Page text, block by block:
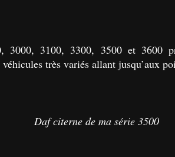
3000, 3100, 3300, 3500 et 3600
véhicules très variés allant jusqu’aux
Daf citerne de ma série 3500